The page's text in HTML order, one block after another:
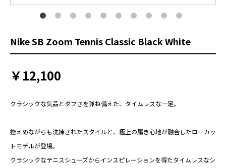
Nike SB Zoom Tennis Classic Black White
￥12,100
クラシックな気品とタフさを兼ね備えた、タイムレスな一足。
控えめながらも洗練されたスタイルと、極上の履き心地が融合したローカッ
トモデルが登場。
クラシックなテニスシューズからインスピレーションを得たタイムレスなシ